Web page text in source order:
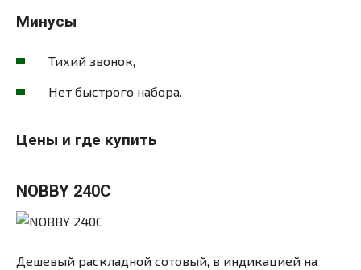
Минусы
Тихий звонок,
Нет быстрого набора.
Цены и где купить
NOBBY 240C
Дешевый раскладной сотовый, в индикацией на